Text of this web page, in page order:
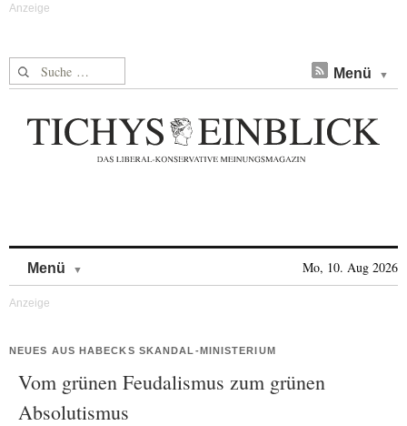
Suche nach: Menü
Menü Mo, 10. Aug 2026
NEUES AUS HABECKS SKANDAL-MINISTERIUM
Vom grünen Feudalismus zum grünen
Absolutismus